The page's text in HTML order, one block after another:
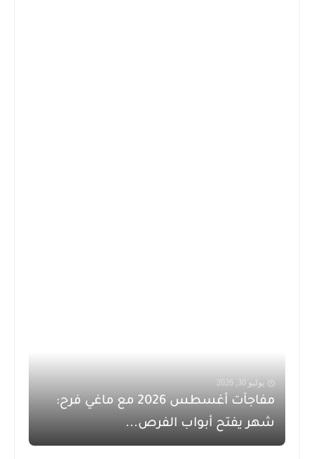
يوليو 30, 2026
مفاجآت أغسطس 2026 مع ماغي فرح:
شهر يفتح أبواب الفرص...